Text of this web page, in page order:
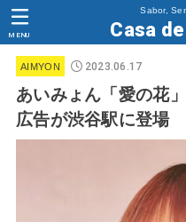
Sabor,
Casa
MENU
AIMYON 2023.06.17
あいみょん「愛の花
広告が渋谷駅に登場